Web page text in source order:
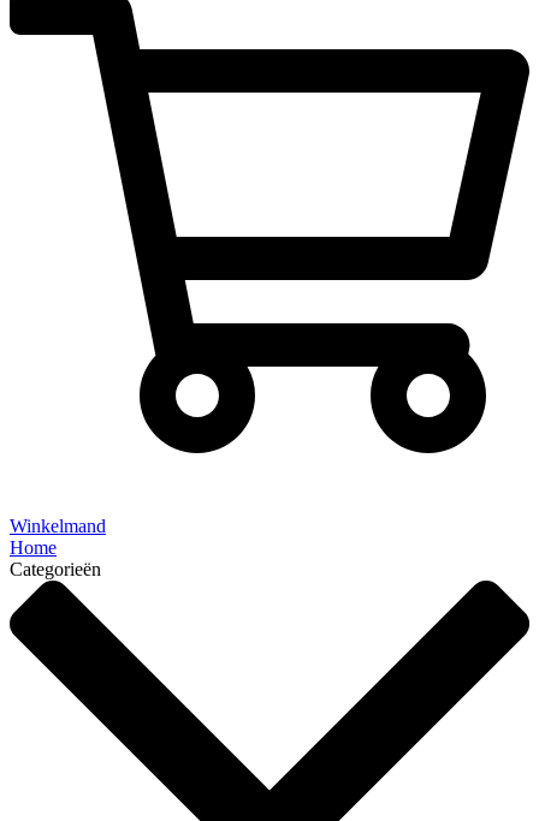
Winkelmand
Home
Categorieën